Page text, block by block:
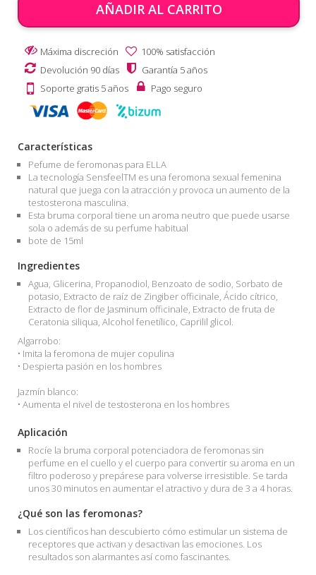
AÑADIR AL CARRITO
Máxima discreción
100% satisfacción
Devolución 90 días
Garantía 5 años
Soporte gratis 5 años
Pago seguro
Características
Pefume de feromonas para ELLA
La tecnología SensfeelTM es una feromona sexual femenina
natural que juega con la atracción y provoca un aumento de la
testosterona masculina.
Esta bruma corporal tiene un aroma neutro que puede usarse
sola o además de su perfume habitual
bote de 15ml
Ingredientes
Agua, Glicerina, Propanodiol, Benzoato de sodio, Sorbato de
potasio, Extracto de raíz de Zingiber officinale, Ácido cítrico,
Extracto de flor de Jasminum officinale, Extracto de fruta de
Ceratonia siliqua, Alcohol fenetílico, Caprilil glicol.
Algarrobo:
• Imita la feromona de mujer copulina
• Despierta pasión en los hombres
Jazmín blanco:
• Aumenta el nivel de testosterona en los hombres
Aplicación
Rocíe la bruma corporal potenciadora de feromonas sin
perfume en el cuello y el cuerpo para convertir su aroma en un
filtro poderoso y prepárese para volverse irresistible. Se tarda
unos 30 minutos en aumentar el atractivo y dura de 3 a 4 horas.
¿Qué son las feromonas?
Los científicos han descubierto cómo estimular un sistema de
receptores que activan y desactivan las emociones. Los
resultados son alarmantes así como fascinantes.